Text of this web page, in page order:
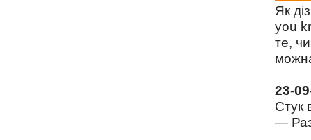
Як
you
те,
23-
Стук
—